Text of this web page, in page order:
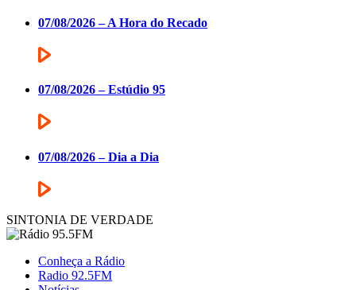
07/08/2026 – A Hora do Recado
07/08/2026 – Estúdio 95
07/08/2026 – Dia a Dia
SINTONIA DE VERDADE
Conheça a Rádio
Radio 92.5FM